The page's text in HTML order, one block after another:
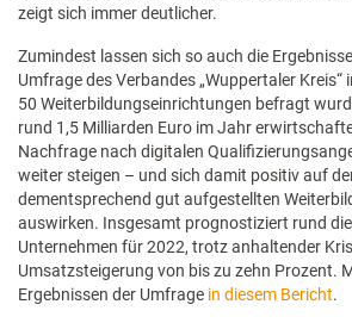
zeigt sich immer deutlicher.
Zumindest lassen sich so auch die
Umfrage des Verbandes „Wuppertaler Kreis“
50 Weiterbildungseinrichtungen befragt
rund 1,5 Milliarden Euro im Jahr
Nachfrage nach digitalen
weiter steigen – und sich damit positiv auf
dementsprechend gut aufgestellten
auswirken. Insgesamt prognostiziert rund
Unternehmen für 2022, trotz anhaltender
Umsatzsteigerung von bis zu zehn Prozent.
Ergebnissen der Umfrage in diesem Bericht.